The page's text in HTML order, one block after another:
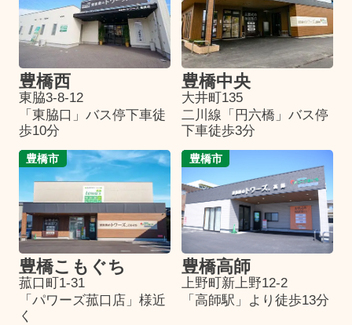
豊橋西
東脇3-8-12
「東脇口」バス停下車徒
歩10分
豊橋中央
大井町135
二川線「円六橋」バス停
下車徒歩3分
豊橋市
豊橋こもぐち
菰口町1-31
「パワーズ菰口店」様近
く
豊橋市
豊橋高師
上野町新上野12-2
「高師駅」より徒歩13分